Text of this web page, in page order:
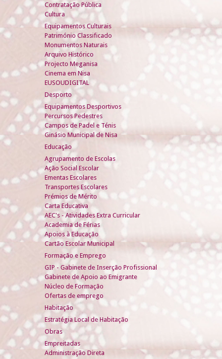
Contratação Pública
Cultura
Equipamentos Culturais
Património Classificado
Monumentos Naturais
Arquivo Histórico
Projecto Meganisa
Cinema em Nisa
EUSOUDIGITAL
Desporto
Equipamentos Desportivos
Percursos Pedestres
Campos de Padel e Ténis
Ginásio Municipal de Nisa
Educação
Agrupamento de Escolas
Ação Social Escolar
Ementas Escolares
Transportes Escolares
Prémios de Mérito
Carta Educativa
AEC's - Atividades Extra Curricular
Academia de Férias
Apoios à Educação
Cartão Escolar Municipal
Formação e Emprego
GIP - Gabinete de Inserção Profissional
Gabinete de Apoio ao Emigrante
Núcleo de Formação
Ofertas de emprego
Habitação
Estratégia Local de Habitação
Obras
Empreitadas
Administração Direta